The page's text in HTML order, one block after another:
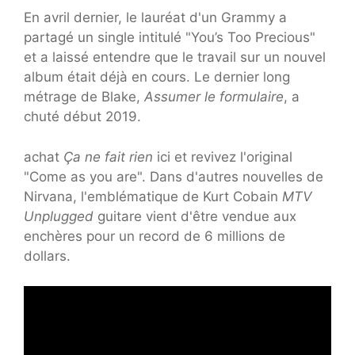
En avril dernier, le lauréat d'un Grammy a
partagé un single intitulé "You’s Too Precious"
et a laissé entendre que le travail sur un nouvel
album était déjà en cours. Le dernier long
métrage de Blake, Assumer le formulaire, a
chuté début 2019.
achat Ça ne fait rien ici et revivez l'original
"Come as you are". Dans d'autres nouvelles de
Nirvana, l'emblématique de Kurt Cobain MTV
Unplugged guitare vient d'être vendue aux
enchères pour un record de 6 millions de
dollars.